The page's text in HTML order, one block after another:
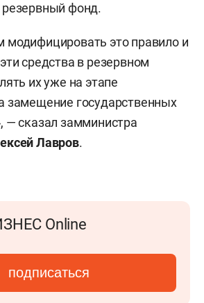
фонд.
это правило и
средства в резервном
их уже на этапе
замещение государственных
— сказал замминистра
Лавров.
Online
подписаться